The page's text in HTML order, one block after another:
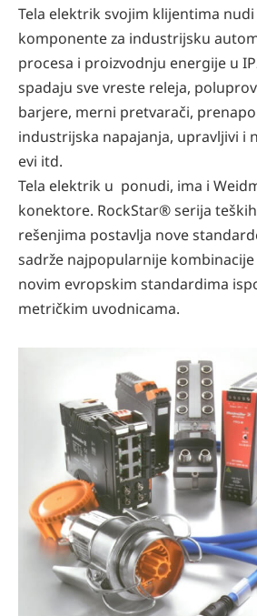
Tela elektrik svojim klijentima
komponente za industrijsku
procesa i proizvodnju energije u
spadaju sve vreste releja,
barjere, merni pretvarači,
industrijska napajanja, upravljivi i
evi itd.
Tela elektrik u ponudi, ima i
konektore. RockStar® serija
rešenjima postavlja nove
sadrže najpopularnije kombinacije
novim evropskim standardima
metričkim uvodnicama.